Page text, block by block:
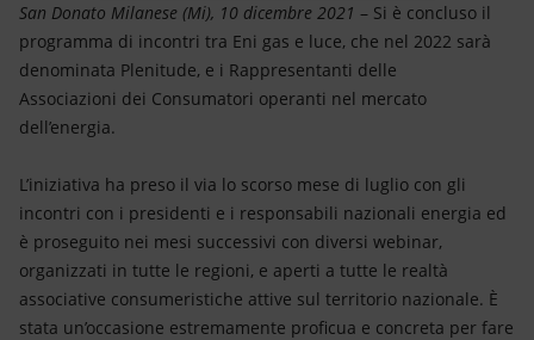
Energia accessibile
Innovazione
San Donato Milanese (Mi), 10 dicembre 2021 – Si è concluso il
programma di incontri tra Eni gas e luce, che nel 2022 sarà
denominata Plenitude, e i Rappresentanti delle
Associazioni dei Consumatori operanti nel mercato
dell’energia.
L’iniziativa ha preso il via lo scorso mese di luglio con gli
incontri con i presidenti e i responsabili nazionali energia ed
è proseguito nei mesi successivi con diversi webinar,
organizzati in tutte le regioni, e aperti a tutte le realtà
associative consumeristiche attive sul territorio nazionale. È
stata un’occasione estremamente proficua e concreta per fare